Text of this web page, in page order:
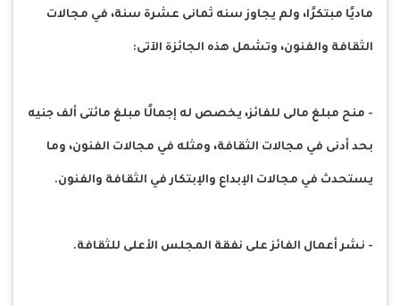
ماديًا مبتكرًا، ولم يجاوز سنه ثمانى عشرة سنة، في مجالات
الثقافة والفنون، وتشمل هذه الجائزة الآتى:
- منح مبلغ مالى للفائز، يخصص له إجمالًا مبلغ مائتى ألف جنيه
بحد أدنى في مجالات الثقافة، ومثله في مجالات الفنون، وما
يستحدث في مجالات الإبداع والإبتكار في الثقافة والفنون.
- نشر أعمال الفائز على نفقة المجلس الأعلى للثقافة.